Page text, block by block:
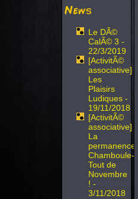
News
Le DÃ©
CalÃ© 3 -
22/3/2019
[ActivitÃ©
associative]
Les
Plaisirs
Ludiques -
19/11/2018
[ActivitÃ©
associative]
La
permanence
Chamboule-
Tout de
Novembre
! -
3/11/2018